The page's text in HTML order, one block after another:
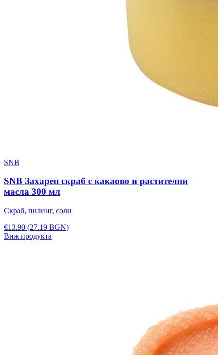
SNB
SNB Захарен скраб с какаово и растителни
масла 300 мл
Скраб, пилинг, соли
€13.90 (27.19 BGN)
Виж продукта